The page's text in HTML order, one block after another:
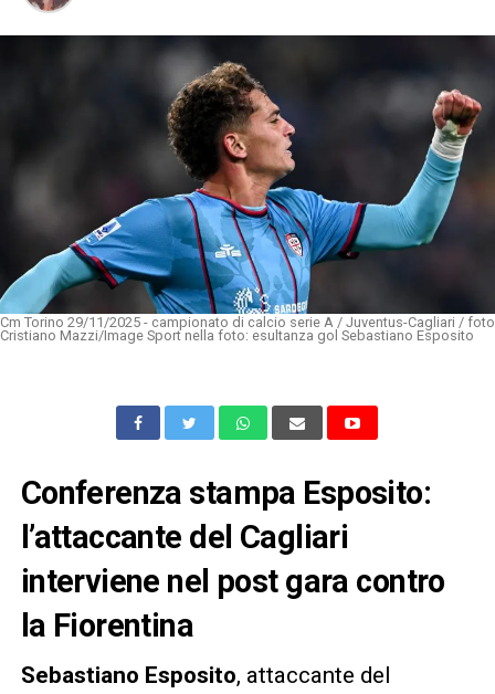
Cm Torino 29/11/2025 - campionato di calcio serie A / Juventus-Cagliari / foto
Cristiano Mazzi/Image Sport nella foto: esultanza gol Sebastiano Esposito
Conferenza stampa Esposito:
l’attaccante del Cagliari
interviene nel post gara contro
la Fiorentina
Sebastiano Esposito, attaccante del